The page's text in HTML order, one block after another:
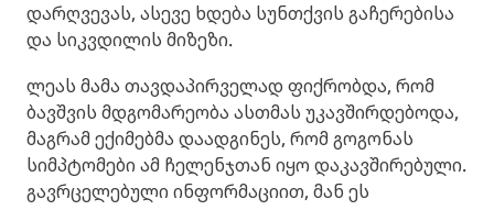
დარღვევას, ასევე ხდება სუნთქვის გაჩერებისა
და სიკვდილის მიზეზი.
ლეას მამა თავდაპირველად ფიქრობდა, რომ
ბავშვის მდგომარეობა ასთმას უკავშირდებოდა,
მაგრამ ექიმებმა დაადგინეს, რომ გოგონას
სიმპტომები ამ ჩელენჯთან იყო დაკავშირებული.
გავრცელებული ინფორმაციით, მან ეს